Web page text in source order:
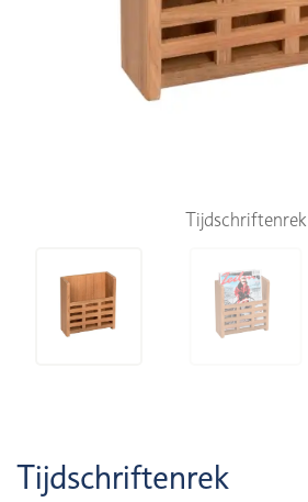
Tijdschriftenrek
Tijdschriftenrek